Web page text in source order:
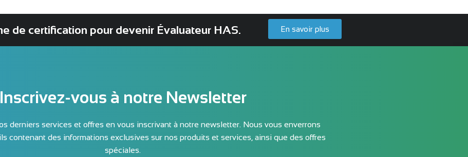
de certification pour devenir Évaluateur HAS. En savoir plus
Inscrivez-vous à notre Newsletter
derniers services et offres en vous inscrivant à notre newsletter. Nous vous enverrons
contenant des informations exclusives sur nos produits et services, ainsi que des offres
spéciales.